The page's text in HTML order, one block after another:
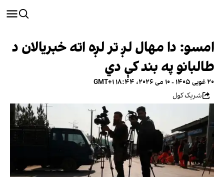
امسو: دا مهال لږ تر لږه اته خبریالان د
طالبانو په بند کې دي
۲۰ غویی ۱۴۰۵ - ۱۰ می ۲۰۲۶، ۱۸:۴۴ GMT+۱
شریک کول